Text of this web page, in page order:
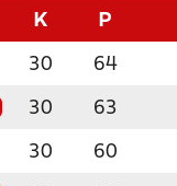
K P
30 64
30 63
30 60